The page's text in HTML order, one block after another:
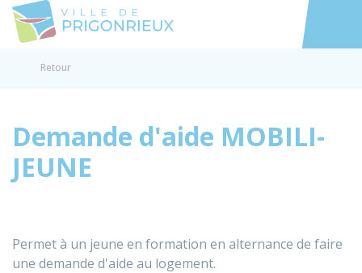
Accéder
Retour
Demande d'aide MOBILI-
JEUNE
Permet à un jeune en formation en alternance de faire
une demande d'aide au logement.